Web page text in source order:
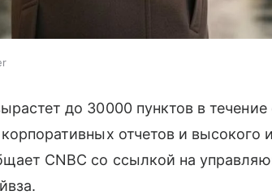
до 30000 пунктов в
отчетов и высокого
CNBC со ссылкой на